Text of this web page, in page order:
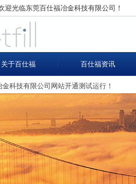
迎光临东莞百仕福冶金科技有限公司！
关于百仕福 百仕福资讯
科技有限公司网站开通测试运行！